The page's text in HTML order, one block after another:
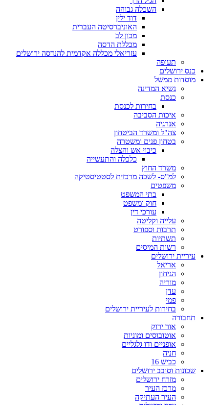
השכלה גבוהה
דוד ילין
האוניברסיטה העברית
מכון לב
מכללת הדסה
עזריאלי מכללה אקדמית להנדסה ירושלים
תעופה
כנס ירושלים
מוסדות ממשל
נשיא המדינה
כנסת
בחירות לכנסת
איכות הסביבה
אנרגיה
צה"ל ומשרד הביטחון
בטחון פנים ומשטרה
כיבוי אש והצלה
כלכלה והתעשייה
משרד החוץ
למ"ס- לשכה מרכזית לסטטיסטיקה
משפטים
בתי המשפט
חוק ומשפט
עורכי דין
עלייה וקליטה
תרבות וספורט
תשתיות
רשות המיסים
עיריית ירושלים
אריאל
הגיחון
מוריה
עדן
פמי
בחירות לעיריית ירושלים
תחבורה
אור ירוק
אוטובוסים ומוניות
אופניים ודו גלגליים
חניה
כביש 16
שכונות וסובב ירושלים
מזרח ירושלים
מרכז העיר
העיר העתיקה